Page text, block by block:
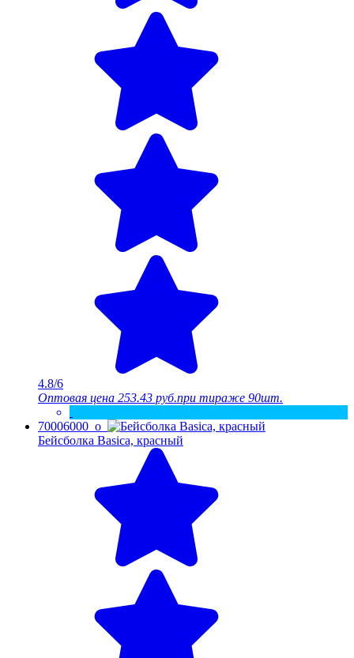
4.8/6
Оптовая цена 253.43 руб.при тираже 90шт.
70006000_o
Бейсболка Basica, красный